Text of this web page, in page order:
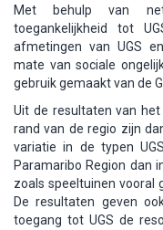
Met behulp van
toegankelijkheid tot
afmetingen van UGS
mate van sociale
gebruik gemaakt van de
Uit de resultaten van
rand van de regio zijn
variatie in de typen
Paramaribo Region dan
zoals speeltuinen vooral
De resultaten geven
toegang tot UGS de